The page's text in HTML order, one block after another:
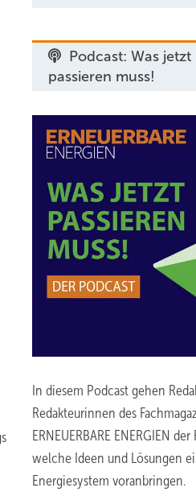
Podcast: Was jetzt
passieren muss!
In diesem Podcast gehen
Redakteurinnen des
ERNEUERBARE ENERGIEN
welche Ideen und Lösungen
Energiesystem voranbringen.